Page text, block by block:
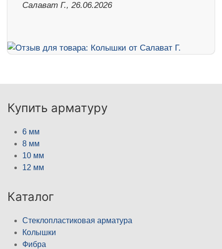
Салават Г., 26.06.2026
Купить арматуру
6 мм
8 мм
10 мм
12 мм
Каталог
Стеклопластиковая арматура
Колышки
Фибра